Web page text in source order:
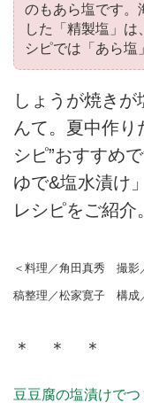
のもあら塩です。
した「精製塩」は
シピでは「あら塩
しょうが焼き
んて。夏中作り
シピ”おすすめで
ゆで&塩水漬け
レシピをご紹介
＜料理／角田真秀 撮
稿整理／松家寛子 構成
＊ ＊ ＊
豆豆腐の塩漬けで